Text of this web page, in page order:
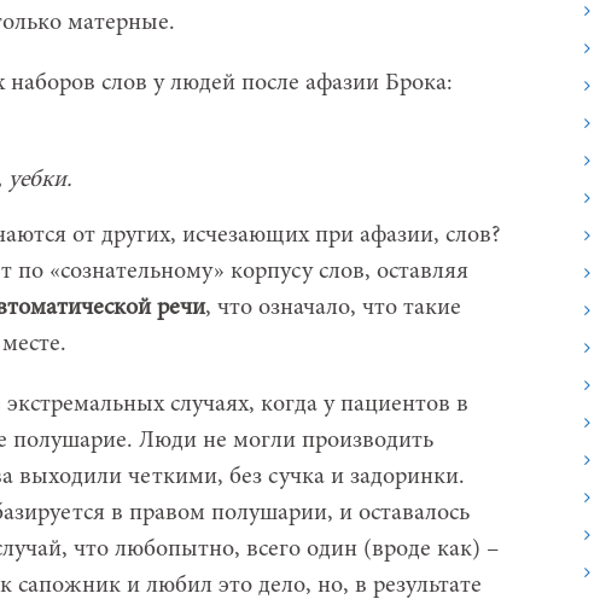
матерные.
слов у людей после афазии Брока:
уебки.
от других, исчезающих при афазии, слов?
по «сознательному» корпусу слов, оставляя
речи, что означало, что такие
случаях, когда у пациентов в
полушарие. Люди не могли производить
выходили четкими, без сучка и задоринки.
в правом полушарии, и оставалось
что любопытно, всего один (вроде как) –
сапожник и любил это дело, но, в результате